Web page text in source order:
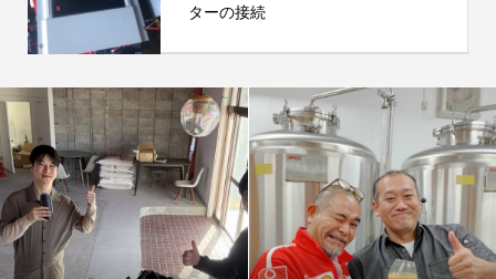
ターの接続